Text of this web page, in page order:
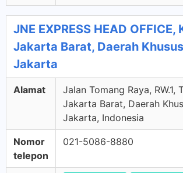
JNE EXPRESS HEAD OFFICE,
Jakarta Barat, Daerah
Jakarta
Alamat
Jalan Tomang Raya, RW.1,
Jakarta Barat, Daerah
Jakarta, Indonesia
Nomor
telepon
021-5086-8880